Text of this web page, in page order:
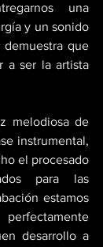
una
y un sonido
que
a ser la artista
melodiosa de
instrumental,
el procesado
para las
estamos
desarrollo a